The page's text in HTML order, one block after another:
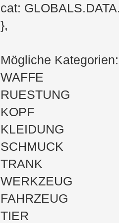
cat:
},
Mögliche Kategorien:
WAFFE
RUESTUNG
KOPF
KLEIDUNG
SCHMUCK
TRANK
WERKZEUG
FAHRZEUG
TIER